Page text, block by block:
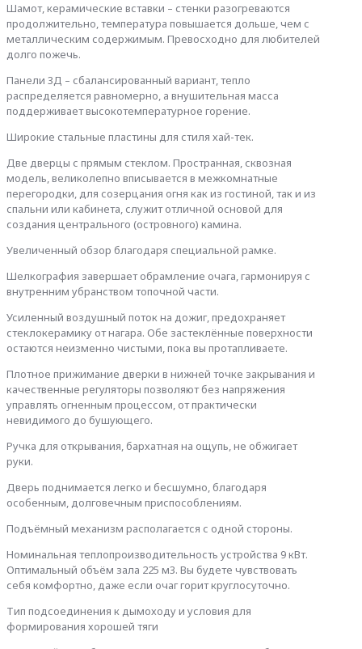
Шамот, керамические вставки – стенки разогреваются
продолжительно, температура повышается дольше, чем с
металлическим содержимым. Превосходно для любителей
долго пожечь.
Панели 3Д – сбалансированный вариант, тепло
распределяется равномерно, а внушительная масса
поддерживает высокотемпературное горение.
Широкие стальные пластины для стиля хай-тек.
Две дверцы с прямым стеклом. Пространная, сквозная
модель, великолепно вписывается в межкомнатные
перегородки, для созерцания огня как из гостиной, так и из
спальни или кабинета, служит отличной основой для
создания центрального (островного) камина.
Увеличенный обзор благодаря специальной рамке.
Шелкография завершает обрамление очага, гармонируя с
внутренним убранством топочной части.
Усиленный воздушный поток на дожиг, предохраняет
стеклокерамику от нагара. Обе застеклённые поверхности
остаются неизменно чистыми, пока вы протапливаете.
Плотное прижимание дверки в нижней точке закрывания и
качественные регуляторы позволяют без напряжения
управлять огненным процессом, от практически
невидимого до бушующего.
Ручка для открывания, бархатная на ощупь, не обжигает
руки.
Дверь поднимается легко и бесшумно, благодаря
особенным, долговечным приспособлениям.
Подъёмный механизм располагается с одной стороны.
Номинальная теплопроизводительность устройства 9 кВт.
Оптимальный объём зала 225 м3. Вы будете чувствовать
себя комфортно, даже если очаг горит круглосуточно.
Тип подсоединения к дымоходу и условия для
формирования хорошей тяги